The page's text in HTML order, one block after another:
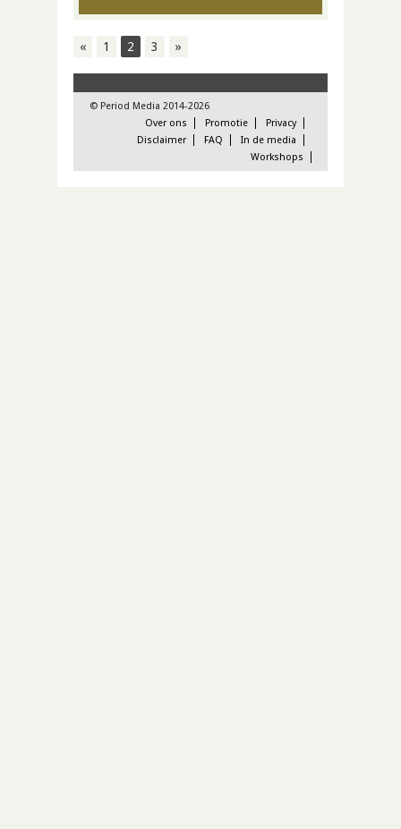
« 1 2 3 »
© Period Media 2014-2026
Over ons
Promotie
Privacy
Disclaimer
FAQ
In de media
Workshops